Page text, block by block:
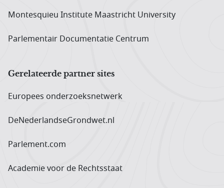
Montesquieu Institute Maastricht University
Parlementair Documentatie Centrum
Gerelateerde partner sites
Europees onderzoeks­netwerk
DeNederlandseGrondwet.nl
Parlement.com
Academie voor de Rechtsstaat